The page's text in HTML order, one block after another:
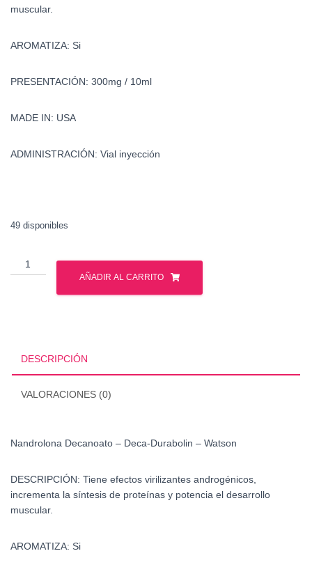
muscular.
AROMATIZA: Si
PRESENTACIÓN: 300mg / 10ml
MADE IN: USA
ADMINISTRACIÓN: Vial inyección
49 disponibles
Nandrolona
Decanoato
AÑADIR AL CARRITO
DESCRIPCIÓN
VALORACIONES (0)
Nandrolona Decanoato – Deca-Durabolin – Watson
DESCRIPCIÓN: Tiene efectos virilizantes androgénicos,
incrementa la síntesis de proteínas y potencia el desarrollo
muscular.
AROMATIZA: Si